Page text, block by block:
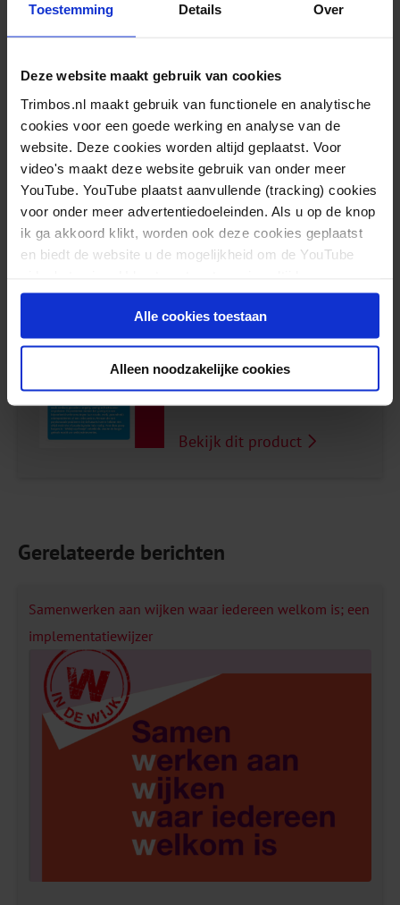
Toestemming Details Over
Deze website maakt gebruik van cookies
Trimbos.nl maakt gebruik van functionele en analytische
cookies voor een goede werking en analyse van de
website. Deze cookies worden altijd geplaatst. Voor
video's maakt deze website gebruik van onder meer
YouTube. YouTube plaatst aanvullende (tracking) cookies
voor onder meer advertentiedoeleinden. Als u op de knop
ik ga akkoord klikt, worden ook deze cookies geplaatst
en biedt de website u de mogelijkheid om de YouTube
intrekken.
Alle cookies toestaan
Alleen noodzakelijke cookies
Wijkteams en GGZ
Contact
Voor meer informatie kunt u contact opnemen met
de persvoorlichter:
Laila Zaghdoudi,
tel +31 (0)30 – 2959(382)
pm0253
‘Welzijn op Recept’
ondersteunt burgers bij het
verhogen van...
Bekijk dit product
Gerelateerde berichten
Samenwerken aan wijken waar iedereen welkom is; een
implementatiewijzer